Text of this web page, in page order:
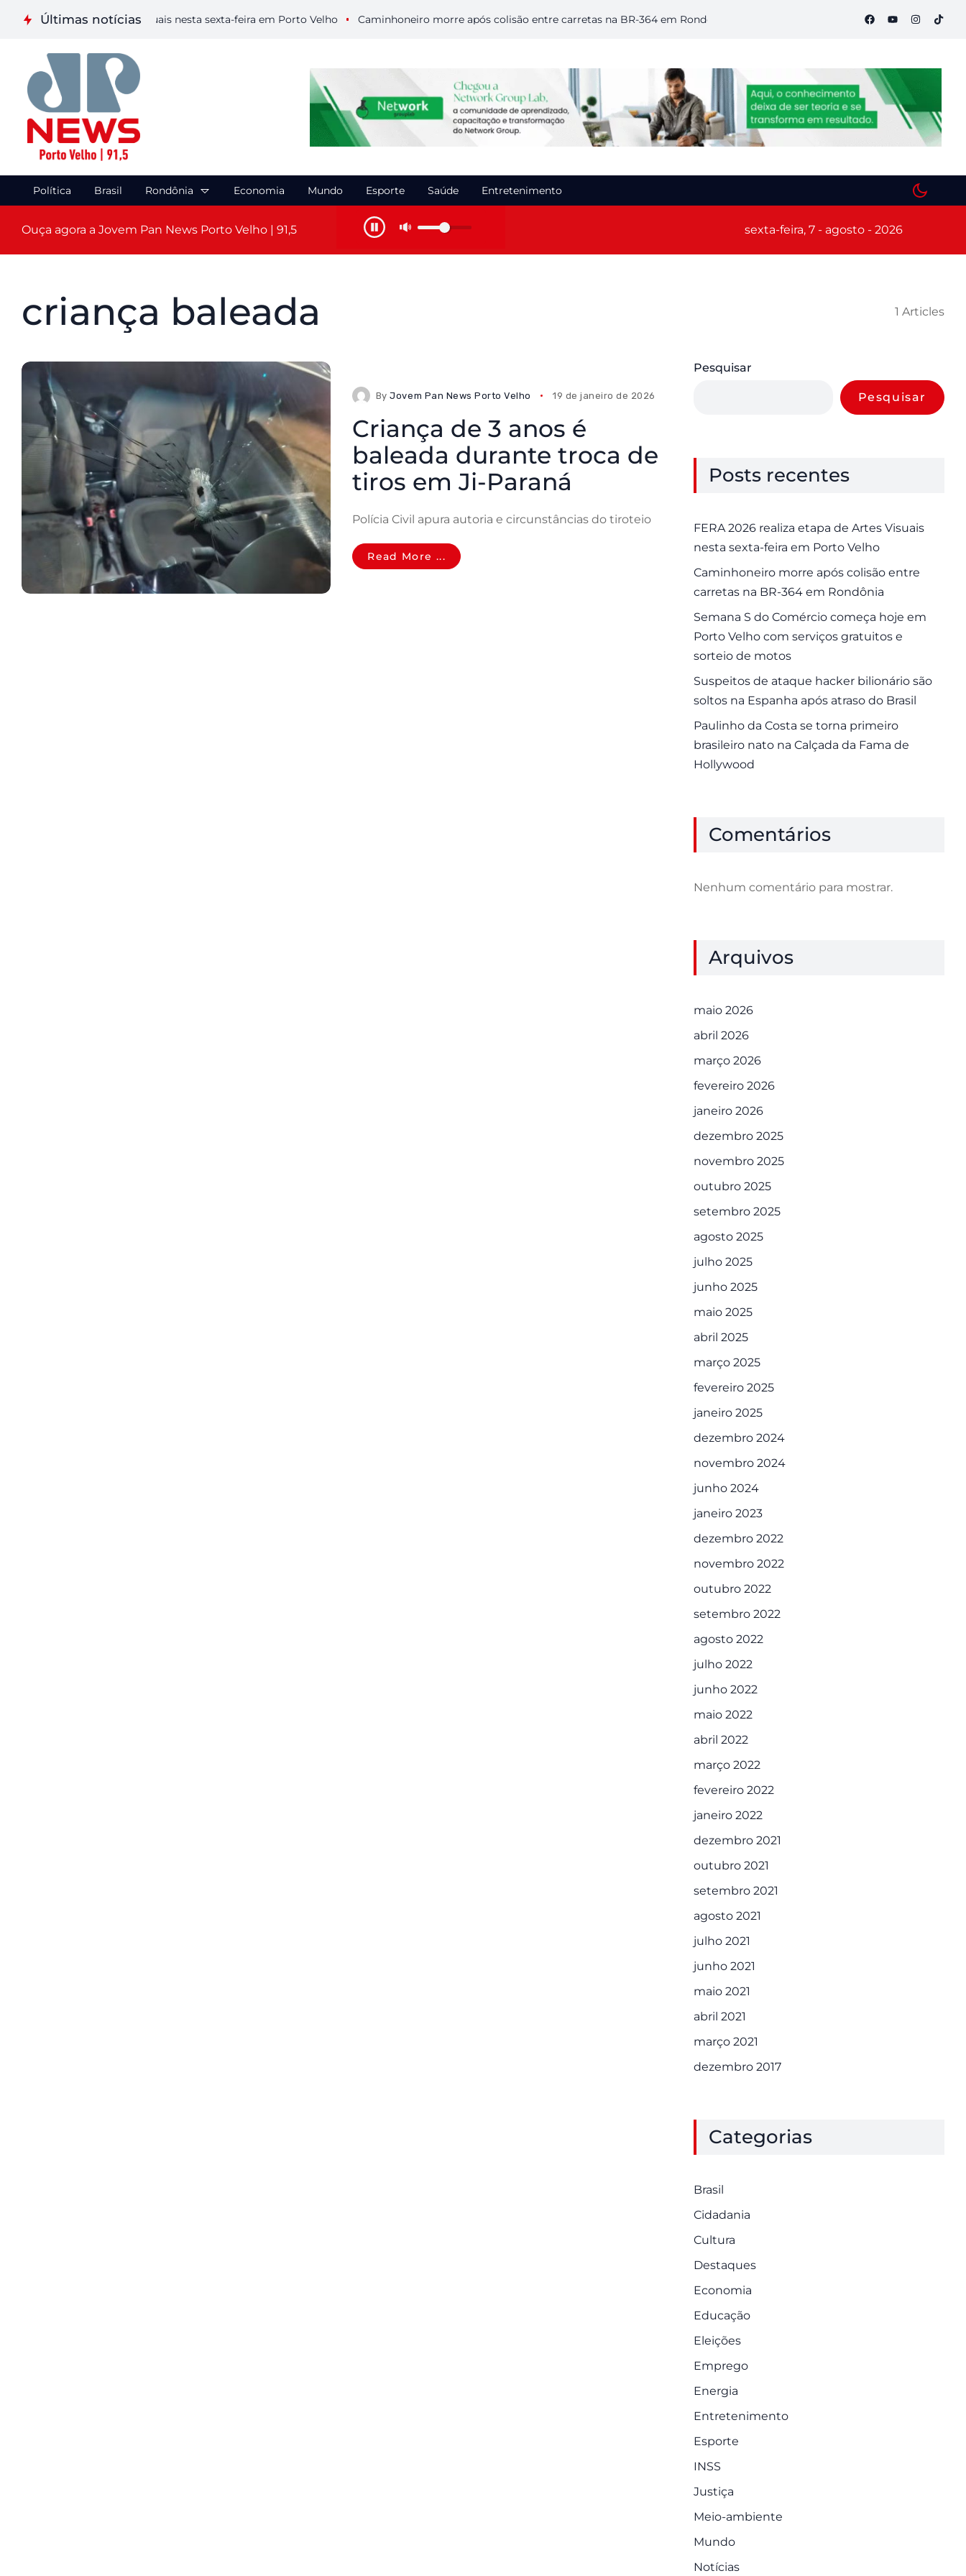
Últimas notícias
etapa de Artes Visuais nesta sexta-feira em Porto Velho Caminhoneiro morre após colisão entre carretas na BR-364 em Rondônia Semana S do Comércio começa hoje em Porto
Política Brasil Rondônia Economia Mundo Esporte Saúde Entretenimento
Ouça agora a Jovem Pan News Porto Velho | 91,5 sexta-feira, 7 - agosto - 2026
criança baleada 1 Articles
ByJovem Pan News Porto Velho 19 de janeiro de 2026
Criança de 3 anos é
baleada durante troca de
tiros em Ji-Paraná
Polícia Civil apura autoria e circunstâncias do tiroteio
Read More ...
Pesquisar
Pesquisar
Posts recentes
FERA 2026 realiza etapa de Artes Visuais
nesta sexta-feira em Porto Velho
Caminhoneiro morre após colisão entre
carretas na BR-364 em Rondônia
Semana S do Comércio começa hoje em
Porto Velho com serviços gratuitos e
sorteio de motos
Suspeitos de ataque hacker bilionário são
soltos na Espanha após atraso do Brasil
Paulinho da Costa se torna primeiro
brasileiro nato na Calçada da Fama de
Hollywood
Comentários
Nenhum comentário para mostrar.
Arquivos
maio 2026
abril 2026
março 2026
fevereiro 2026
janeiro 2026
dezembro 2025
novembro 2025
outubro 2025
setembro 2025
agosto 2025
julho 2025
junho 2025
maio 2025
abril 2025
março 2025
fevereiro 2025
janeiro 2025
dezembro 2024
novembro 2024
junho 2024
janeiro 2023
dezembro 2022
novembro 2022
outubro 2022
setembro 2022
agosto 2022
julho 2022
junho 2022
maio 2022
abril 2022
março 2022
fevereiro 2022
janeiro 2022
dezembro 2021
outubro 2021
setembro 2021
agosto 2021
julho 2021
junho 2021
maio 2021
abril 2021
março 2021
dezembro 2017
Categorias
Brasil
Cidadania
Cultura
Destaques
Economia
Educação
Eleições
Emprego
Energia
Entretenimento
Esporte
INSS
Justiça
Meio-ambiente
Mundo
Notícias